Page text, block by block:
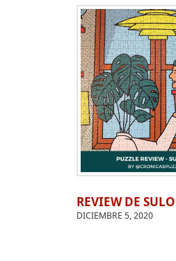
REVIEW DE
DICIEMBRE 5, 2020